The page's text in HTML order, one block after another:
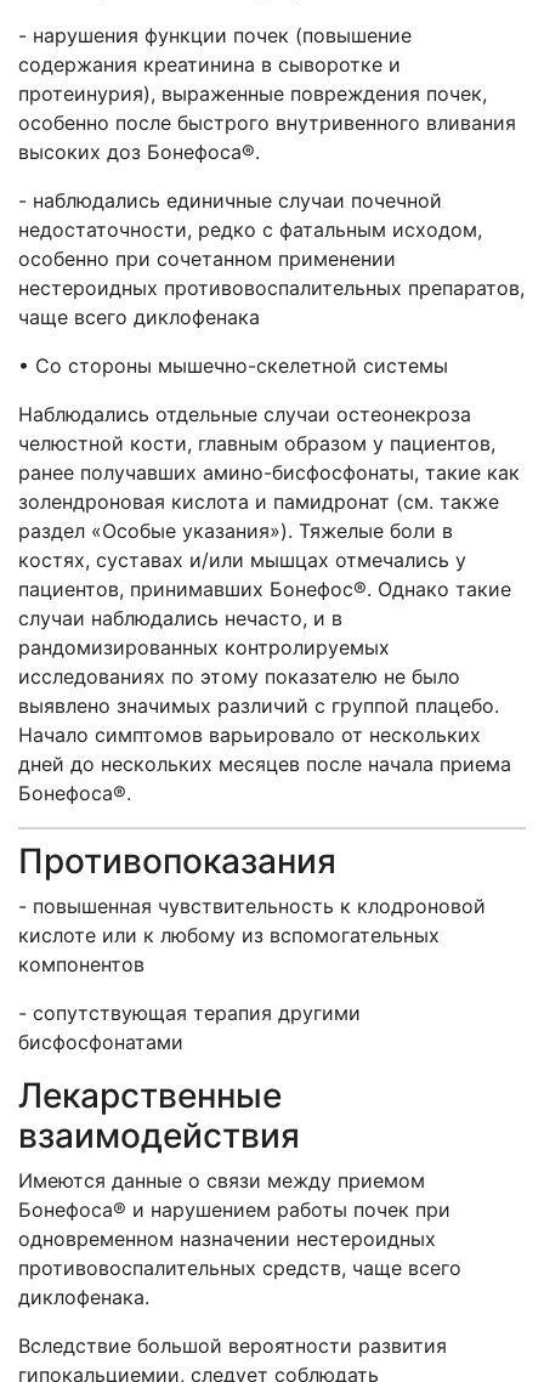
- нарушения функции почек (повышение
содержания креатинина в сыворотке и
протеинурия), выраженные повреждения почек,
особенно после быстрого внутривенного вливания
высоких доз Бонефоса®.
- наблюдались единичные случаи почечной
недостаточности, редко с фатальным исходом,
особенно при сочетанном применении
нестероидных противовоспалительных препаратов,
чаще всего диклофенака
• Со стороны мышечно-скелетной системы
Наблюдались отдельные случаи остеонекроза
челюстной кости, главным образом у пациентов,
ранее получавших амино-бисфосфонаты, такие как
золендроновая кислота и памидронат (см. также
раздел «Особые указания»). Тяжелые боли в
костях, суставах и/или мышцах отмечались у
пациентов, принимавших Бонефос®. Однако такие
случаи наблюдались нечасто, и в
рандомизированных контролируемых
исследованиях по этому показателю не было
выявлено значимых различий с группой плацебо.
Начало симптомов варьировало от нескольких
дней до нескольких месяцев после начала приема
Бонефоса®.
Противопоказания
- повышенная чувствительность к клодроновой
кислоте или к любому из вспомогательных
компонентов
- сопутствующая терапия другими
бисфосфонатами
Лекарственные
взаимодействия
Имеются данные о связи между приемом
Бонефоса® и нарушением работы почек при
одновременном назначении нестероидных
противовоспалительных средств, чаще всего
диклофенака.
Вследствие большой вероятности развития
гипокальциемии, следует соблюдать